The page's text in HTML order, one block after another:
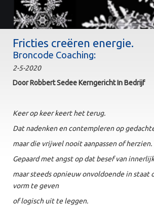
● ● ● ●
Fricties creëren energie.
Broncode Coaching:
2-5-2020
Door Robbert Sedee Kerngericht In Bedrijf
Keer op keer keert het terug.
Dat nadenken en contempleren op
maar die vrijwel nooit aanpassen of herzien.
Gepaard met angst op dat besef van
maar steeds opnieuw onvoldoende in staat
vorm te geven
of logisch uit te leggen.